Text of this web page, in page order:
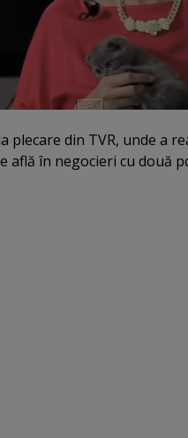
plecare din TVR, unde a
află în negocieri cu două